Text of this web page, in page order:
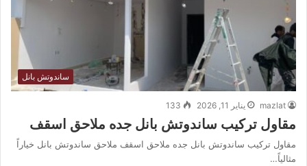
ساندوتش بانل
mazlat يناير 11, 2026 133
مقاول تركيب ساندوتش بانل جده ملاحق اسقف
مقاول تركيب ساندوتش بانل جده ملاحق اسقف ملاحق ساندوتش بانل خياراً
مثالياً…